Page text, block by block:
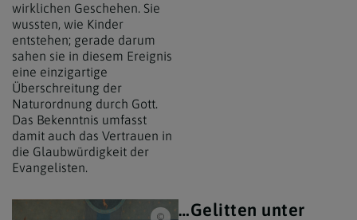
wirklichen Geschehen. Sie
wussten, wie Kinder
entstehen; gerade darum
sahen sie in diesem Ereignis
eine einzigartige
Überschreitung der
Naturordnung durch Gott.
Das Bekenntnis umfasst
damit auch das Vertrauen in
die Glaubwürdigkeit der
Evangelisten.
Erzdiözese Wien/ Stephan Schönlaub,
…Gelitten unter